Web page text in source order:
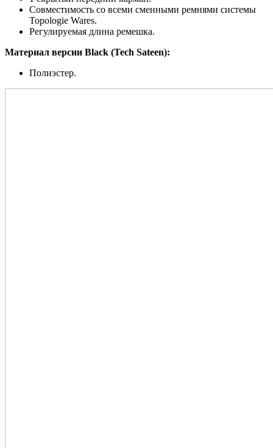
Совместимость со всеми сменными ремнями системы
Topologie Wares.
Регулируемая длина ремешка.
Материал версии Black (Tech Sateen):
Полиэстер.